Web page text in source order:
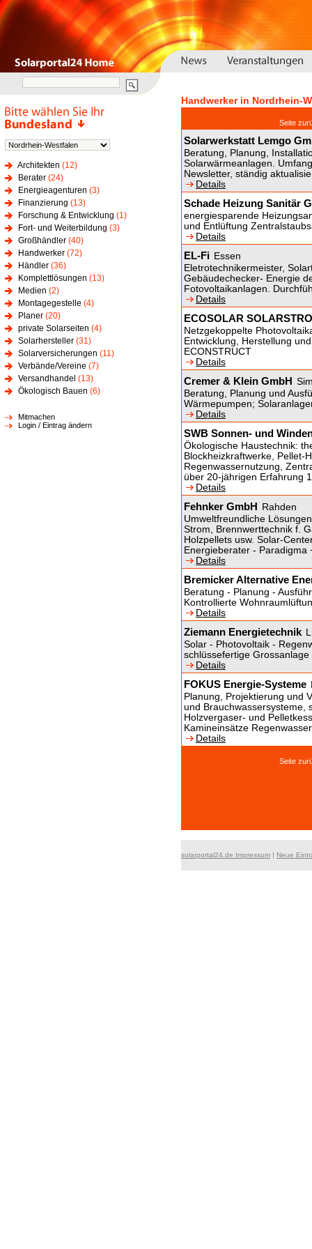
Architekten (12)
Berater (24)
Energieagenturen (3)
Finanzierung (13)
Forschung & Entwicklung (1)
Fort- und Weiterbildung (3)
Großhändler (40)
Handwerker (72)
Händler (36)
Komplettlösungen (13)
Medien (2)
Montagegestelle (4)
Planer (20)
private Solarseiten (4)
Solarhersteller (31)
Solarversicherungen (11)
Verbände/Vereine (7)
Versandhandel (13)
Ökologisch Bauen (6)
Mitmachen
Login / Eintrag ändern
Handwerker in Nordrhein-
Seite
Solarwerkstatt Lemgo
Beratung, Planung,
Solarwärmeanlagen.
Newsletter, ständig
Details
Schade Heizung Sanitär
energiesparende
und Entlüftung
Details
EL-Fi Essen
Eletrotechnikermeister,
Gebäudechecker- Energie
Fotovoltaikanlagen.
Details
ECOSOLAR
Netzgekoppelte
Entwicklung, Herstellung
ECONSTRUCT
Details
Cremer & Klein GmbH
Beratung, Planung und
Wärmepumpen;
Details
SWB Sonnen- und
Ökologische Haustechnik:
Blockheizkraftwerke, Pellet-
Regenwassernutzung,
über 20-jährigen Erfahrung
Details
Fehnker GmbH Rahden
Umweltfreundliche
Strom, Brennwerttechnik f.
Holzpellets usw. Solar-
Energieberater - Paradigma
Details
Bremicker Alternative
Beratung - Planung -
Kontrollierte
Details
Ziemann Energietechnik
Solar - Photovoltaik -
schlüssefertige Grossanlage
Details
FOKUS Energie-Systeme
Planung, Projektierung und
und Brauchwassersysteme,
Holzvergaser- und
Kamineinsätze
Details
Seite
solarportal24.de Impressum | Neue